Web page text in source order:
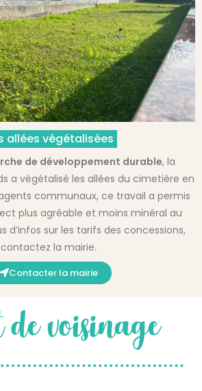
allées végétalisées
de développement durable, la
a végétalisé les allées du cimetière en
communaux, ce travail a permis
plus agréable et moins minéral au
d’infos sur les tarifs des concessions,
contactez la mairie.
Contacter la mairie
voisinage